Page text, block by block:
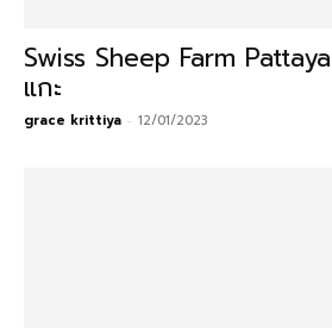
Swiss Sheep Farm
แกะ
grace krittiya - 12/01/2023